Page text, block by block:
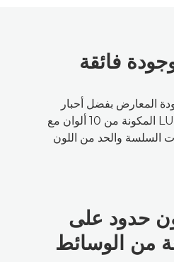
فائقة
المعارض بفضل أحبار
المكونة من 10 ألوان مع
السلسة والحد من اللون
حدود على
من الوسائط